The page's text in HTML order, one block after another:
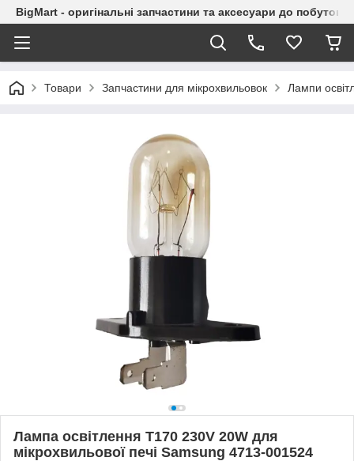
BigMart - оригінальні запчастини та аксесуари до побутової
Товари Запчастини для мікрохвильовок Лампи
Лампа освітлення T170 230V 20W для
мікрохвильової печі Samsung 4713-001524